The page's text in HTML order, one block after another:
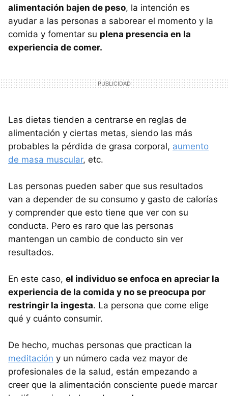
alimentación bajen de peso, la intención es
ayudar a las personas a saborear el momento y la
comida y fomentar su plena presencia en la
experiencia de comer.
Las dietas tienden a centrarse en reglas de
alimentación y ciertas metas, siendo las más
probables la pérdida de grasa corporal, aumento
de masa muscular, etc.
Las personas pueden saber que sus resultados
van a depender de su consumo y gasto de calorías
y comprender que esto tiene que ver con su
conducta. Pero es raro que las personas
mantengan un cambio de conducto sin ver
resultados.
En este caso, el individuo se enfoca en apreciar la
experiencia de la comida y no se preocupa por
restringir la ingesta. La persona que come elige
qué y cuánto consumir.
De hecho, muchas personas que practican la
meditación y un número cada vez mayor de
profesionales de la salud, están empezando a
creer que la alimentación consciente puede marcar